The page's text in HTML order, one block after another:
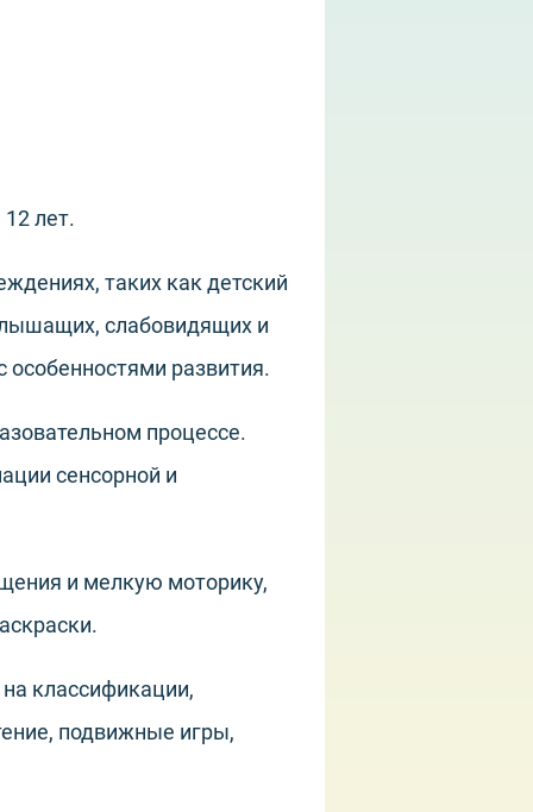
лет.
таких как детский
слабовидящих и
развития.
процессе.
сенсорной и
и мелкую моторику,
классификации,
подвижные игры,